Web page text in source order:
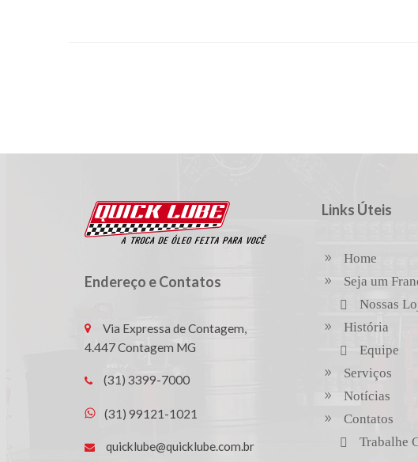
Endereço e Contatos
Via Expressa de Contagem,
4.447 Contagem MG
(31) 3399-7000
(31) 99121-1021
quicklube@quicklube.com.br
Links Úteis
Home
Seja um
Nossas
História
Equipe
Serviços
Notícias
Contatos
Trabalhe